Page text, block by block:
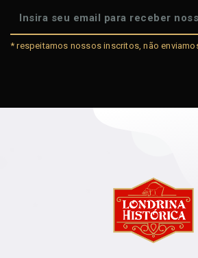
* respeitamos nossos inscritos, não